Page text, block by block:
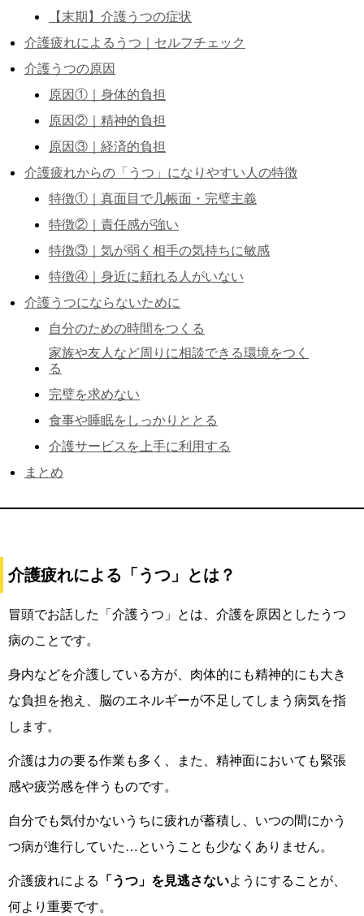
【末期】介護うつの症状
介護疲れによるうつ｜セルフチェック
介護うつの原因
原因①｜身体的負担
原因②｜精神的負担
原因③｜経済的負担
介護疲れからの「うつ」になりやすい人の特徴
特徴①｜真面目で几帳面・完璧主義
特徴②｜責任感が強い
特徴③｜気が弱く相手の気持ちに敏感
特徴④｜身近に頼れる人がいない
介護うつにならないために
自分のための時間をつくる
家族や友人など周りに相談できる環境をつく
る
完璧を求めない
食事や睡眠をしっかりととる
介護サービスを上手に利用する
まとめ
介護疲れによる「うつ」とは？
冒頭でお話した「介護うつ」とは、介護を原因としたうつ
病のことです。
身内などを介護している方が、肉体的にも精神的にも大き
な負担を抱え、脳のエネルギーが不足してしまう病気を指
します。
介護は力の要る作業も多く、また、精神面においても緊張
感や疲労感を伴うものです。
自分でも気付かないうちに疲れが蓄積し、いつの間にかう
つ病が進行していた…ということも少なくありません。
介護疲れによる 「うつ」を見逃さないようにすることが、
何より重要です。